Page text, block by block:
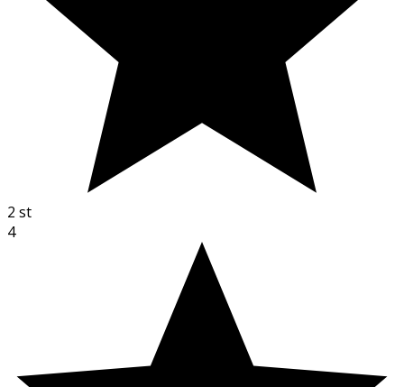
2 st
4